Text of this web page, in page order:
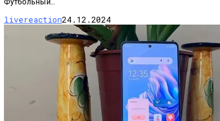
livereaction24.12.2024